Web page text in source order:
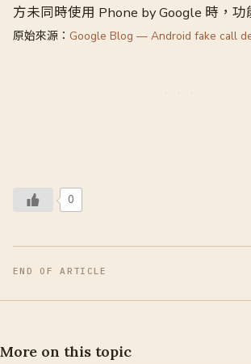
方未同時使用 Phone by Google 時，功
原始來源： Google Blog — Android fake call
0
END OF ARTICLE
More on this topic